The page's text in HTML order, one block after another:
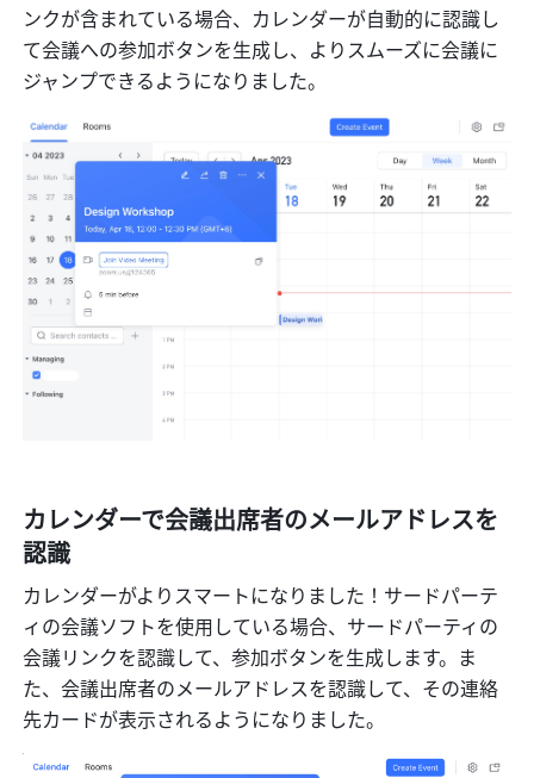
ンクが含まれている場合、カレンダーが自動的に認識し
て会議への参加ボタンを生成し、よりスムーズに会議に
ジャンプできるようになりました。
カレンダーで会議出席者のメールアドレスを
認識
カレンダーがよりスマートになりました！サードパーテ
ィの会議ソフトを使用している場合、サードパーティの
会議リンクを認識して、参加ボタンを生成します。ま
た、会議出席者のメールアドレスを認識して、その連絡
先カードが表示されるようになりました。